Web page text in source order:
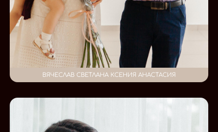
ВЯЧЕСЛАВ СВЕТЛАНА КСЕНИЯ АНАСТАСИЯ